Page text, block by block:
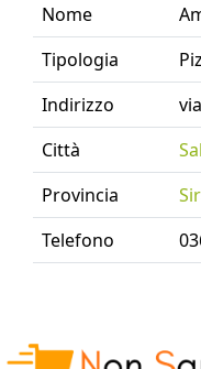
Nome
Tipologia
Indirizzo
Città
Provincia
Telefono